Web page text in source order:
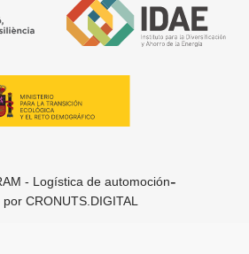
- Logística de automoción-
por CRONUTS.DIGITAL